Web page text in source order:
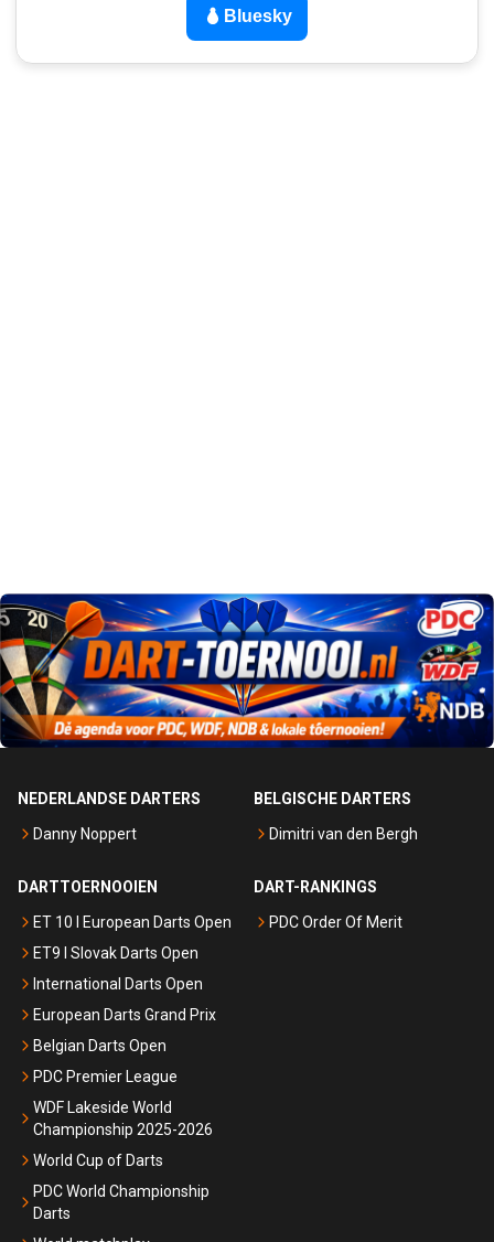
Bluesky
NEDERLANDSE DARTERS
Danny Noppert
BELGISCHE DARTERS
Dimitri van den Bergh
DARTTOERNOOIEN
ET 10 I European Darts Open
ET9 I Slovak Darts Open
International Darts Open
European Darts Grand Prix
Belgian Darts Open
PDC Premier League
WDF Lakeside World
Championship 2025-2026
World Cup of Darts
PDC World Championship
Darts
DART-RANKINGS
PDC Order Of Merit